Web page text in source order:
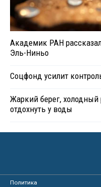
Академик РАН
Эль-Ниньо
Соцфонд усилит
Жаркий берег, холодный
отдохнуть у воды
Политика